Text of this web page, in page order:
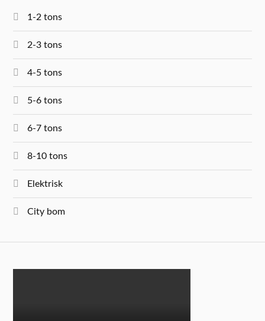
1-2 tons
2-3 tons
4-5 tons
5-6 tons
6-7 tons
8-10 tons
Elektrisk
City bom